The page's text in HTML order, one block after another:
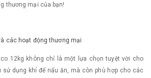
thương mại của bạn!
các hoạt động thương mại
12kg không chỉ là một lựa chọn tuyệt vời cho
dụng khí để nấu ăn, mà còn phù hợp cho các